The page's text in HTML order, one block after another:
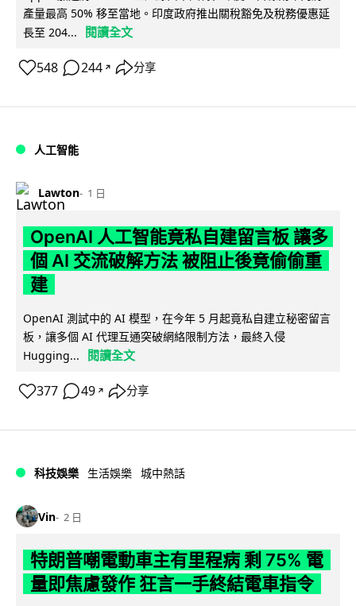
產量最高 50% 移至當地。印度政府推出關稅豁免及稅務優惠延
長至 204...
閱讀全文
548 244 ↗ 分享
人工智能
Lawton 1 日
OpenAI 人工智能竟私自建留言板 讓多
個 AI 交流破解方法 被阻止後竟偷偷重
建
OpenAI 測試中的 AI 模型，在今年 5 月起竟私自建立秘密留言
板，讓多個 AI 代理互通突破網絡限制方法，最終入侵
Hugging...
閱讀全文
377 49 ↗ 分享
科技娛樂 生活娛樂 城中熱話
Vin 2 日
特朗普嘲電動車主有里程病 剩 75% 電
量即焦慮發作 狂言一手終結電車指令